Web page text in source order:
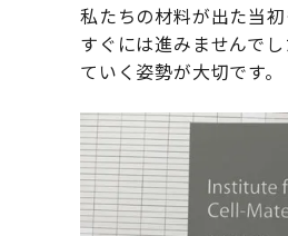
私たちの材料が出た当
すぐには進みませんで
ていく姿勢が大切です。